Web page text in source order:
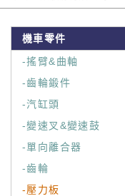
機車零件
-搖臂&曲軸
-齒輪鍛件
-汽缸頭
-變速叉&變速鼓
-單向離合器
-齒輪
-壓力板